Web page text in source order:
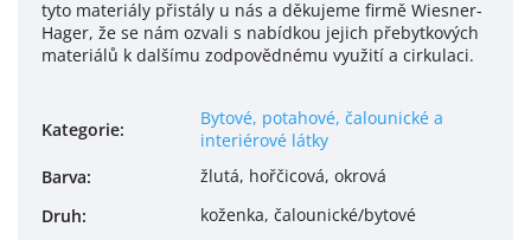
tyto materiály přistály u nás a děkujeme firmě Wiesner-
Hager, že se nám ozvali s nabídkou jejich přebytkových
materiálů k dalšímu zodpovědnému využití a cirkulaci.
Kategorie:
Bytové, potahové, čalounické a
interiérové látky
Barva:
žlutá, hořčicová, okrová
Druh:
koženka, čalounické/bytové